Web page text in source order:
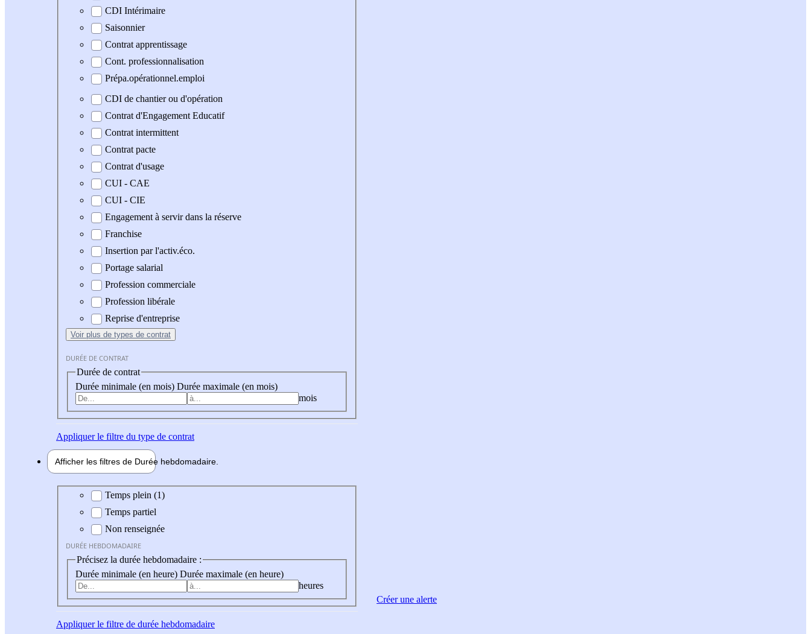
CDI Intérimaire
Saisonnier
Contrat apprentissage
Cont. professionnalisation
Prépa.opérationnel.emploi
CDI de chantier ou d'opération
Contrat d'Engagement Educatif
Contrat intermittent
Contrat pacte
Contrat d'usage
CUI - CAE
CUI - CIE
Engagement à servir dans la réserve
Franchise
Insertion par l'activ.éco.
Portage salarial
Profession commerciale
Profession libérale
Reprise d'entreprise
Voir plus de types de contrat
DURÉE DE CONTRAT
Durée de contrat
Durée minimale (en mois) Durée maximale (en mois)
mois
Appliquerle filtre du type de contrat
Afficher les filtres de Durée hebdomadaire
Durée hebdomadaire
Temps plein (1)
Temps partiel
Non renseignée
DURÉE HEBDOMADAIRE
Précisez la durée hebdomadaire :
Durée minimale (en heure) Durée maximale (en heure)
heures
Appliquerle filtre de durée hebdomadaire
Créer une alerte